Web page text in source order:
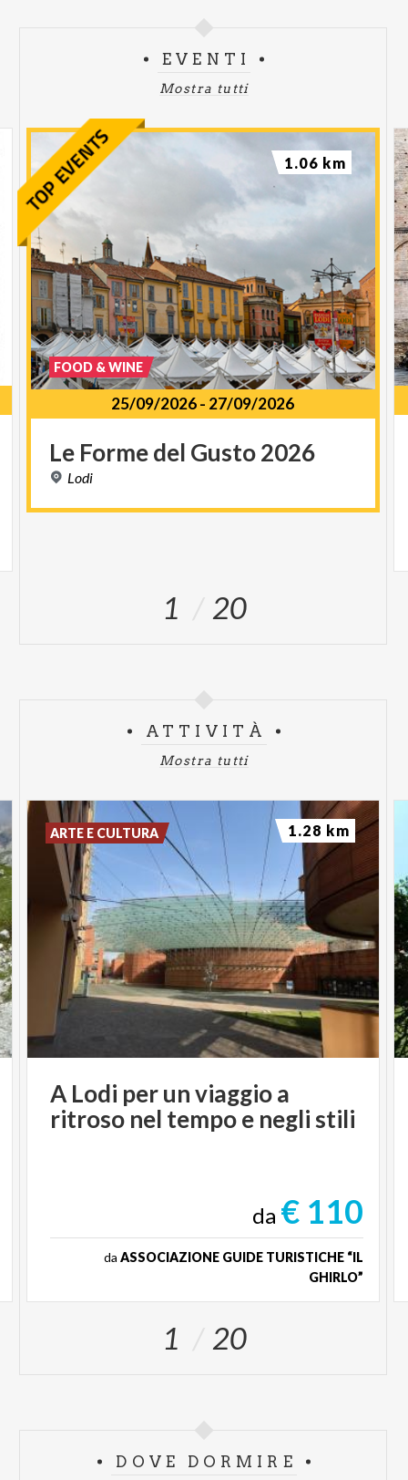
EVENTI
Mostra tutti
25/09/2026- 27/09/2026
Le Formedel Gusto2026
Lodi
FOOD & WINE
1.06 km
1 20
ATTIVITÀ
Mostra tutti
A Lodi perunviaggioa
ritroso nel tempoe negli stili
da € 110
da ASSOCIAZIONE GUIDE TURISTICHE “IL
GHIRLO”
ARTE E CULTURA 1.28 km
1 20
DOVE DORMIRE